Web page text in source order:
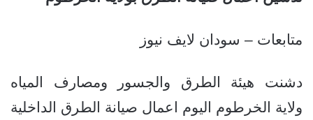
متابعات – سودان لايف نيوز
دشنت هيئة الطرق والجسور ومصارف المياه
ولاية الخرطوم اليوم اعمال صيانة الطرق الداخلية